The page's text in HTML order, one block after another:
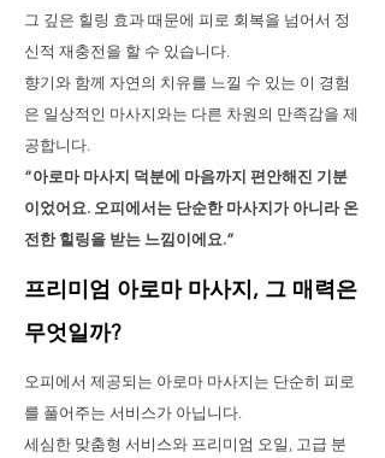
그 깊은 힐링 효과 때문에 피로 회복을 넘어서 정
신적 재충전을 할 수 있습니다.
향기와 함께 자연의 치유를 느낄 수 있는 이 경험
은 일상적인 마사지와는 다른 차원의 만족감을 제
공합니다.
“아로마 마사지 덕분에 마음까지 편안해진 기분
이었어요. 오피에서는 단순한 마사지가 아니라 온
전한 힐링을 받는 느낌이에요.”
프리미엄 아로마 마사지, 그 매력은
무엇일까?
오피에서 제공되는 아로마 마사지는 단순히 피로
를 풀어주는 서비스가 아닙니다.
세심한 맞춤형 서비스와 프리미엄 오일, 고급 분